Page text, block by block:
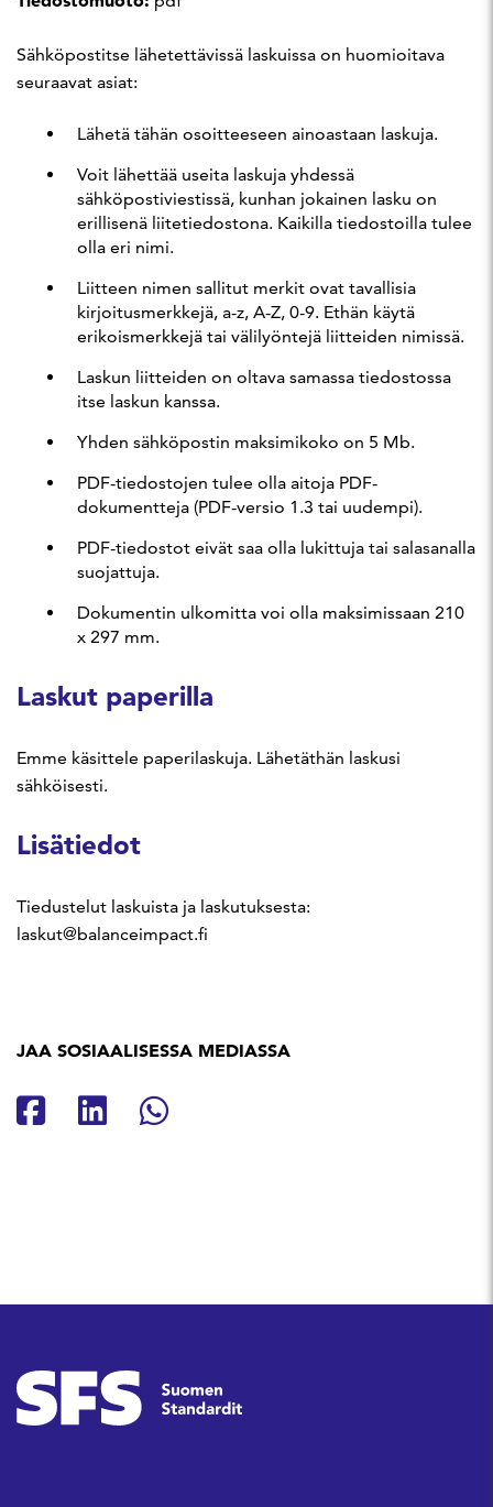
Sähköpostitse lähetettävissä laskuissa on huomioitava
seuraavat asiat:
Lähetä tähän osoitteeseen ainoastaan laskuja.
Voit lähettää useita laskuja yhdessä
sähköpostiviestissä, kunhan jokainen lasku on
erillisenä liitetiedostona. Kaikilla tiedostoilla tulee
olla eri nimi.
Liitteen nimen sallitut merkit ovat tavallisia
kirjoitusmerkkejä, a-z, A-Z, 0-9. Ethän käytä
erikoismerkkejä tai välilyöntejä liitteiden nimissä.
Laskun liitteiden on oltava samassa tiedostossa
itse laskun kanssa.
Yhden sähköpostin maksimikoko on 5 Mb.
PDF-tiedostojen tulee olla aitoja PDF-
dokumentteja (PDF-versio 1.3 tai uudempi).
PDF-tiedostot eivät saa olla lukittuja tai salasanalla
suojattuja.
Dokumentin ulkomitta voi olla maksimissaan 210
x 297 mm.
Laskut paperilla
Emme käsittele paperilaskuja. Lähetäthän laskusi
sähköisesti.
Lisätiedot
Tiedustelut laskuista ja laskutuksesta:
laskut@balanceimpact.fi
JAA SOSIAALISESSA MEDIASSA
Jaa Facebookissa
Jaa Linkedinissä
Jaa Whatsappissa